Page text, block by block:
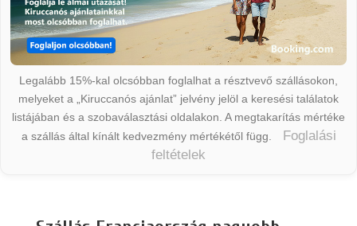
Legalább 15%-kal olcsóbban foglalhat a résztvevő szállásokon,
melyeket a „Kiruccanós ajánlat” jelvény jelöl a keresési találatok
listájában és a szobaválasztási oldalakon. A megtakarítás mértéke
a szállás által kínált kedvezmény mértékétől függ.
Foglalási
feltételek